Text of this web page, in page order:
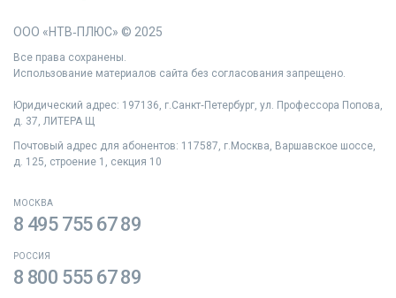
ООО «НТВ‑ПЛЮС» © 2025
Все права сохранены.
Использование материалов сайта без согласования запрещено.
Юридический адрес: 197136, г.Санкт‑Петербург, ул. Профессора Попова,
д. 37, ЛИТЕРА Щ
Почтовый адрес для абонентов: 117587, г.Москва, Варшавское шоссе,
д. 125, строение 1, секция 10
МОСКВА
8 495 755 67 89
РОССИЯ
8 800 555 67 89